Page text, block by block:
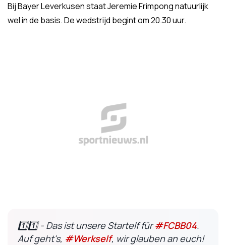
Bij Bayer Leverkusen staat Jeremie Frimpong natuurlijk
wel in de basis. De wedstrijd begint om 20.30 uur.
1️⃣1️⃣ - Das ist unsere Startelf für#FCBB04.
Auf geht's, #Werkself, wir glauben an euch!